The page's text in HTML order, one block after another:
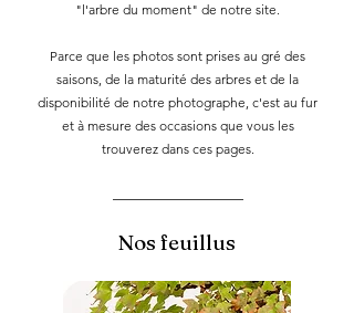
"l'arbre du moment" de notre site.​
Parce que les photos sont prises au gré des
saisons, de la maturité des arbres et de la
disponibilité de notre photographe, c'est au fur
et à mesure des occasions que vous les
trouverez dans ces pages.
Nos feuillus